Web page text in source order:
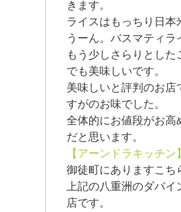
きます。
ライスはもっちり日本
うーん。バスマティ
もう少しさらりとし
でも美味しいです。
美味しいと評判のお
すがのお味でした。
全体的にお値段がお高
だと思います。
【アーンドラキッチン
御徒町にありますこち
上記の八重洲のダバ
店です。